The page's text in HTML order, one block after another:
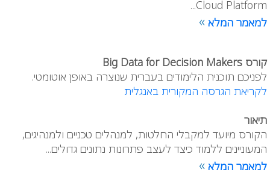
Cloud Platform...
למאמר המלא »
קורס Big Data for Decision Makers
לפניכם תוכנית הלימודים בעברית שנוצרה באופן אוטומטי.
לקריאת הגרסה המקורית באנגלית
תיאור
הקורס מיועד למקבלי החלטות, למנהלים טכניים ולמנהיגים,
המעוניינים ללמוד כיצד לעצב פתרונות נתונים גדולים...
למאמר המלא »